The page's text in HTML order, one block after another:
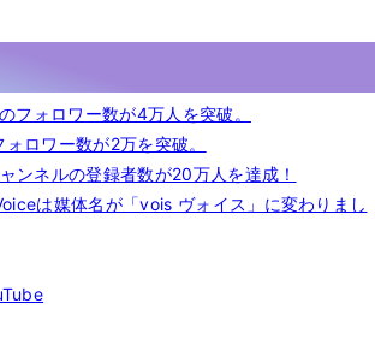
ォロワー数が4万人を突破。
ロワー数が2万を突破。
ネルの登録者数が20万人を達成！
は媒体名が「vois ヴォイス」に変わりまし